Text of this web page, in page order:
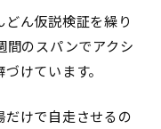
ん仮説検証を繰り
間のスパンでアクシ
けています。
けで自走させるの